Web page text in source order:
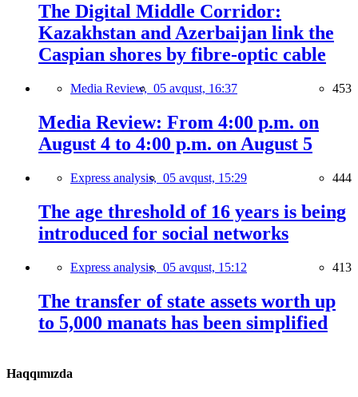
The Digital Middle Corridor:
Kazakhstan and Azerbaijan link the
Caspian shores by fibre-optic cable
Media Review, 05 avqust, 16:37 453
Media Review: From 4:00 p.m. on
August 4 to 4:00 p.m. on August 5
Express analysis, 05 avqust, 15:29 444
The age threshold of 16 years is being
introduced for social networks
Express analysis, 05 avqust, 15:12 413
The transfer of state assets worth up
to 5,000 manats has been simplified
Haqqımızda